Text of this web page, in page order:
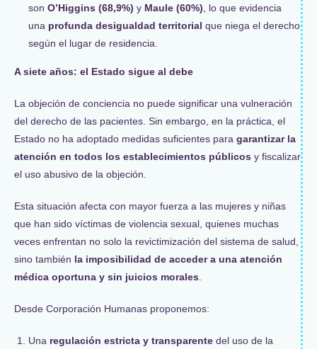
son O’Higgins (68,9%) y Maule (60%) , lo que evidencia
una profunda desigualdad territorial que niega el derecho
según el lugar de residencia.
A siete años: el Estado sigue al debe
La objeción de conciencia no puede significar una vulneración
del derecho de las pacientes. Sin embargo, en la práctica, el
Estado no ha adoptado medidas suficientes para garantizar la
atención en todos los establecimientos públicos y fiscalizar
el uso abusivo de la objeción.
Esta situación afecta con mayor fuerza a las mujeres y niñas
que han sido víctimas de violencia sexual, quienes muchas
veces enfrentan no solo la revictimización del sistema de salud,
sino también la imposibilidad de acceder a una atención
médica oportuna y sin juicios morales
Desde Corporación Humanas proponemos:
Una regulación estricta y transparente del uso de la